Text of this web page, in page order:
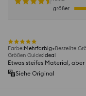
größer
Farbe:Mehrfarbig Bestellte
Größen Guide:ideal
Etwas steifes Material,
Siehe Original